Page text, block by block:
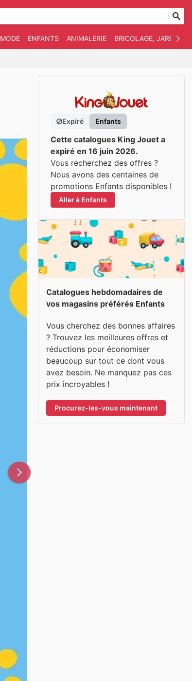
MODE ENFANTS ANIMALERIE BRICOLAGE, JARDIN
Expiré Enfants
Cette catalogues King Jouet a
expiré en 16 juin 2026.
Vous recherchez des offres ?
Nous avons des centaines de
promotions Enfants disponibles !
Aller à Enfants
Catalogues hebdomadaires de
vos magasins préférés Enfants
Vous cherchez des bonnes affaires
? Trouvez les meilleures offres et
réductions pour économiser
beaucoup sur tout ce dont vous
avez besoin. Ne manquez pas ces
prix incroyables !
Procurez-les-vous maintenant